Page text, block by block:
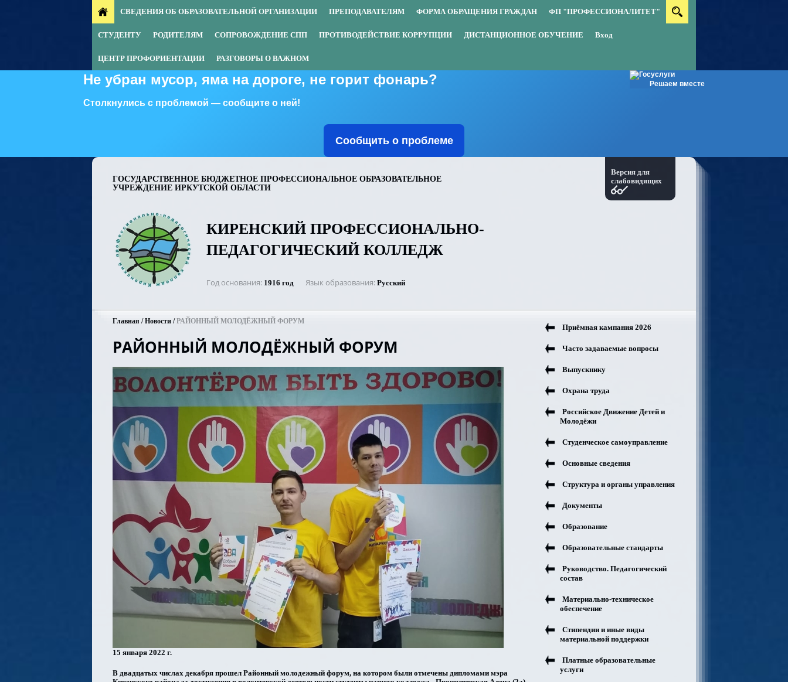
Решаем вместе
Не убран мусор, яма на дороге, не горит фонарь?
Столкнулись с проблемой — сообщите о ней!
Сообщить о проблеме
СВЕДЕНИЯ ОБ ОБРАЗОВАТЕЛЬНОЙ ОРГАНИЗАЦИИ ПРЕПОДАВАТЕЛЯМ ФОРМА ОБРАЩЕНИЯ ГРАЖДАН ФП "ПРОФЕССИОНАЛИТЕТ"
СТУДЕНТУ РОДИТЕЛЯМ СОПРОВОЖДЕНИЕ СПП ПРОТИВОДЕЙСТВИЕ КОРРУПЦИИ ДИСТАНЦИОННОЕ ОБУЧЕНИЕ
ЦЕНТР ПРОФОРИЕНТАЦИИ РАЗГОВОРЫ О ВАЖНОМ
Вход
ГОСУДАРСТВЕННОЕ БЮДЖЕТНОЕ ПРОФЕССИОНАЛЬНОЕ ОБРАЗОВАТЕЛЬНОЕ
УЧРЕЖДЕНИЕ ИРКУТСКОЙ ОБЛАСТИ
КИРЕНСКИЙ ПРОФЕССИОНАЛЬНО-
ПЕДАГОГИЧЕСКИЙ КОЛЛЕДЖ
Год основания 1916 год Язык образования Русский
Версия для
слабовидящих
Главная Новости РАЙОННЫЙ МОЛОДЁЖНЫЙ ФОРУМ
РАЙОННЫЙ МОЛОДЁЖНЫЙ ФОРУМ
15 января 2022 г.
В двадцатых числах декабря прошел Районный молодежный форум, на котором были отмечены дипломами мэра
Приёмная кампания 2026
Часто задаваемые вопросы
Выпускнику
Охрана труда
Российское Движение Детей и
Молодёжи
Студенческое самоуправление
Основные сведения
Структура и органы управления
Документы
Образование
Образовательные стандарты
Руководство. Педагогический
состав
Материально-техническое
обеспечение
Стипендии и иные виды
материальной поддержки
Платные образовательные
услуги